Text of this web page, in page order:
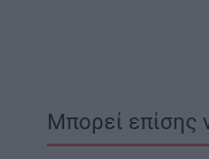
Μπορεί επίσης